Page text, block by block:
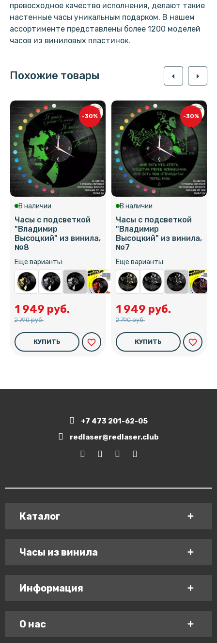
превосходное качество исполнения, делают такие
настенные часы уникальным подарком. В нашем
ассортименте представлены более 1200 моделей
часов из виниловых пластинок.
Похожие товары arrow_left arrow_right
-30%
В наличии
Часы с подсветкой
"Владимир
Высоцкий" из винила,
№8
Еще варианты:
1 949 руб.
2 790 руб.
КУПИТЬ favorite_border
-30%
В наличии
Часы с подсветкой
"Владимир
Высоцкий" из винила,
№7
Еще варианты:
1 949 руб.
2 790 руб.
КУПИТЬ favorite_border
+7 473 201-62-05
redlaser@redlaser.club
Каталог
Часы из винила
Информация
О нас